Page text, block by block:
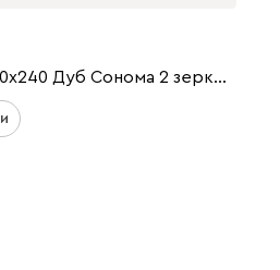
Шкаф-купе Байкал 4-240x240 Дуб Сонома 2 зеркала